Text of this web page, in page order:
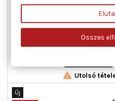
Ajtók száma : 2, Beépítési
cikk/kiegészítő info :
funkció : komfort funkcióval,
Tömeg [kg] : 1,200,
Ár
 Utolsó
Új
Összes